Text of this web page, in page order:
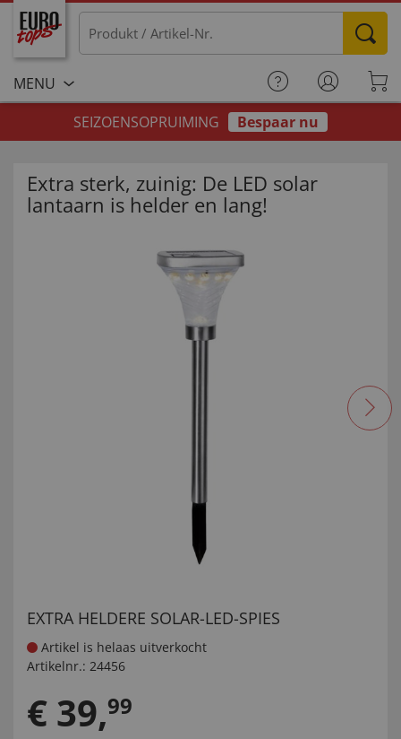
MENU
SEIZOENSOPRUIMING
Bespaar nu
Extra sterk, zuinig: De LED solar
lantaarn is helder en lang!
EXTRA HELDERE SOLAR-LED-SPIES
Artikel is helaas uitverkocht
Artikelnr.: 24456
€ 39,99